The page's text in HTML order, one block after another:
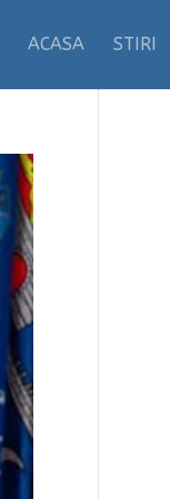
ACASA STIRI